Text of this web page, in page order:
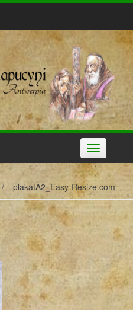
Toggle
navigation
/ plakatA2_Easy-Resize.com